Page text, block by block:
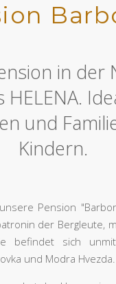
in der
HELENA.
und
Kindern.
Pension
der Bergleute,
befindet sich
und Modra Hvezda.